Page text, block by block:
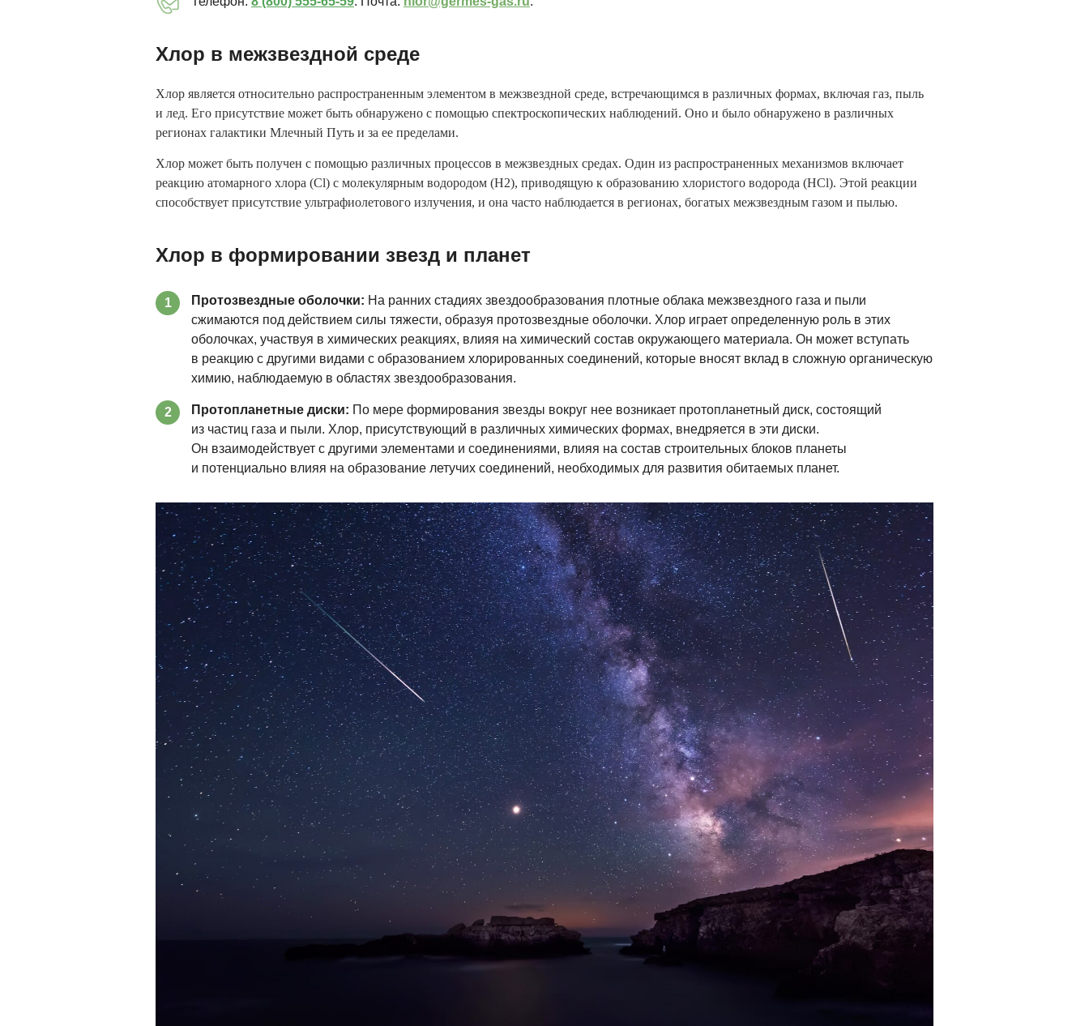
Хлор в межзвездной среде
Хлор является относительно распространенным элементом в межзвездной среде, встречающимся в различных формах, включая газ, пыль
и лед. Его присутствие может быть обнаружено с помощью спектроскопических наблюдений. Оно и было обнаружено в различных
регионах галактики Млечный Путь и за ее пределами.
Хлор может быть получен с помощью различных процессов в межзвездных средах. Один из распространенных механизмов включает
реакцию атомарного хлора (Cl) с молекулярным водородом (H2), приводящую к образованию хлористого водорода (HCl). Этой реакции
способствует присутствие ультрафиолетового излучения, и она часто наблюдается в регионах, богатых межзвездным газом и пылью.
Хлор в формировании звезд и планет
1 Протозвездные оболочки: На ранних стадиях звездообразования плотные облака межзвездного газа и пыли
сжимаются под действием силы тяжести, образуя протозвездные оболочки. Хлор играет определенную роль в этих
оболочках, участвуя в химических реакциях, влияя на химический состав окружающего материала. Он может вступать
в реакцию с другими видами с образованием хлорированных соединений, которые вносят вклад в сложную органическую
химию, наблюдаемую в областях звездообразования.
2 Протопланетные диски: По мере формирования звезды вокруг нее возникает протопланетный диск, состоящий
из частиц газа и пыли. Хлор, присутствующий в различных химических формах, внедряется в эти диски.
Он взаимодействует с другими элементами и соединениями, влияя на состав строительных блоков планеты
и потенциально влияя на образование летучих соединений, необходимых для развития обитаемых планет.